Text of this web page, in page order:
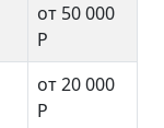
от 50 000
Р
от 20 000
Р